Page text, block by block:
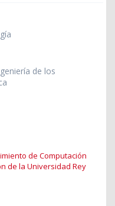
de los
de Computación
de la Universidad Rey